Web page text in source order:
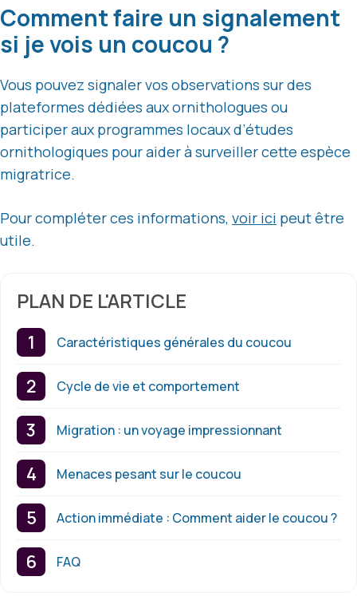
Comment faire un signalement
si je vois un coucou ?
Vous pouvez signaler vos observations sur des
plateformes dédiées aux ornithologues ou
participer aux programmes locaux d’études
ornithologiques pour aider à surveiller cette espèce
migratrice.
Pour compléter ces informations, voir ici peut être
utile.
PLAN DE L'ARTICLE
Caractéristiques générales du coucou
Cycle de vie et comportement
Migration : un voyage impressionnant
Menaces pesant sur le coucou
Action immédiate : Comment aider le coucou ?
FAQ